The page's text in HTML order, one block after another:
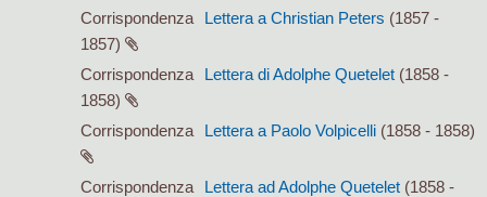
Corrispondenza
Lettera a Christian Peters (1857 -
1857)
Corrispondenza
Lettera di Adolphe Quetelet (1858 -
1858)
Corrispondenza
Lettera a Paolo Volpicelli (1858 - 1858)
Corrispondenza Lettera ad Adolphe Quetelet (1858 -